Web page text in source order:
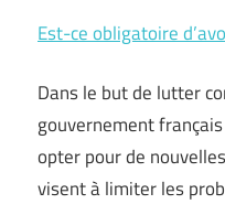
Est-ce obligatoire
Dans le but de lutter
gouvernement
opter pour de
visent à limiter les